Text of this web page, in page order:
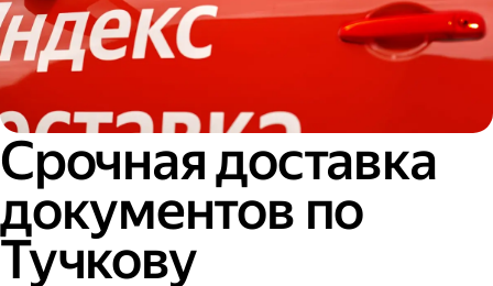
Срочная доставка
документов по
Тучкову